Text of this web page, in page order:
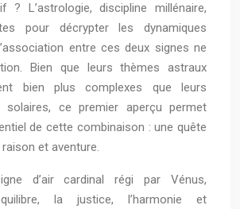
? L’astrologie, discipline millénaire,
pour décrypter les dynamiques
entre ces deux signes ne
Bien que leurs thèmes astraux
bien plus complexes que leurs
solaires, ce premier aperçu permet
de cette combinaison : une quête
raison et aventure.
d’air cardinal régi par Vénus,
la justice, l’harmonie et